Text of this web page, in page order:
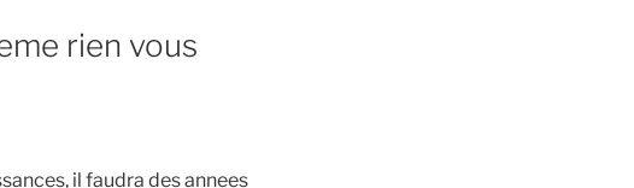
rien vous
il faudra des annees